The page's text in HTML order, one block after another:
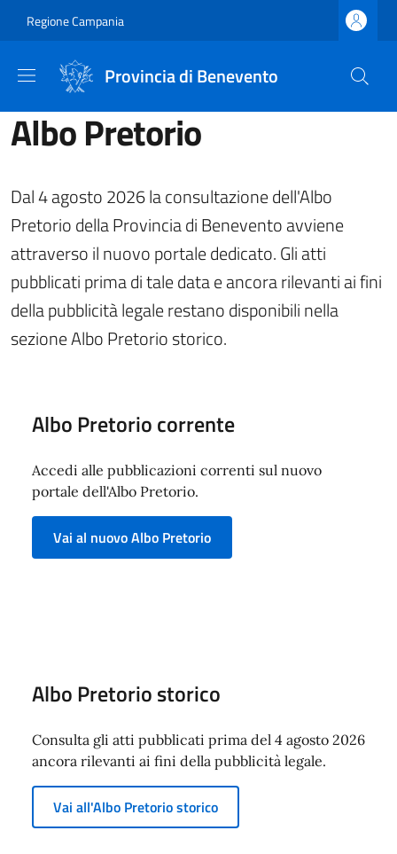
Regione Campania
Provincia di Benevento
Albo Pretorio
Dal 4 agosto 2026 la consultazione dell'Albo
Pretorio della Provincia di Benevento avviene
attraverso il nuovo portale dedicato. Gli atti
pubblicati prima di tale data e ancora rilevanti ai fini
della pubblicità legale restano disponibili nella
sezione Albo Pretorio storico.
Albo Pretorio corrente
Accedi alle pubblicazioni correnti sul nuovo
portale dell'Albo Pretorio.
Vai al nuovo Albo Pretorio
Albo Pretorio storico
Consulta gli atti pubblicati prima del 4 agosto 2026
ancora rilevanti ai fini della pubblicità legale.
Vai all'Albo Pretorio storico